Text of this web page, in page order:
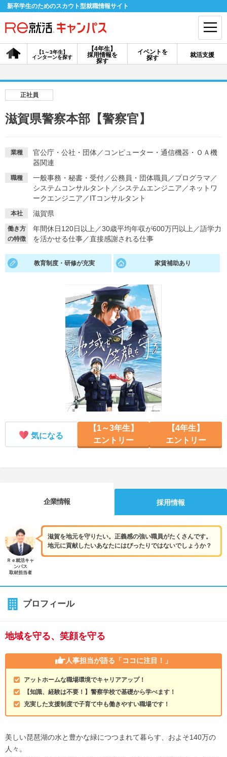
新卒学生のためのスカウト型就職情報サイト
【4年生】
採用情報を
探す
【1～3年生】
インターンを探す
イベントを
探す
就活支援
会員登録 ログイン
採用情報を探す
説明会を探す
インターンを探す
イベントを探す スカウト お知らせ
就活ノウハウ・サポート
就活ノウハウが満載！ お役立ち記事・相談室など
あなたに合う仕事を診断！
就活チャンネル
動画で対策講座をチェック
就活ニュースペーパー
就活時事ニュースを更新
よくある質問
不明点があればこちら
正社員
滋賀県警察本部【警察官】
業種 官公庁・公社・団体／ コンピューター・通信機器・ＯＡ機
器関連
職種 一般事務・秘書・受付／公務員・団体職員 ／プログラマ ／
システムコンサルタント ／システムエンジニア ／ネットワ
ークエンジニア ／ITコンサルタント
本社 滋賀県
働き方
の特徴
年間休日120日以上 ／30歳平均年収が600万円以上 ／語学力
を活かせる仕事／直接感謝される仕事
教育制度・研修が充実 家賃補助あり
気になる
【1～3年生】
エントリー
【4年生】
エントリー
企業情報 採用情報
滋賀を地元を守りたい。正義感の強い職員がたくさんです。
地元に貢献したいあなたにはぴったりではないでしょうか？
Ｒｅ就活キャ
ンパス
取材担当者
プロフィール
地域を守る、笑顔を守る
人事担当が語る 「ココに注目！」
アットホームな職場環境でキャリアアップ！
【知識、経験は不要！】警察学校で基礎から学べます！
充実した支援制度で子育て中も働きやすい職場です！
美しい琵琶湖の水と豊かな緑につつまれて暮らす、およそ140万の
人々。